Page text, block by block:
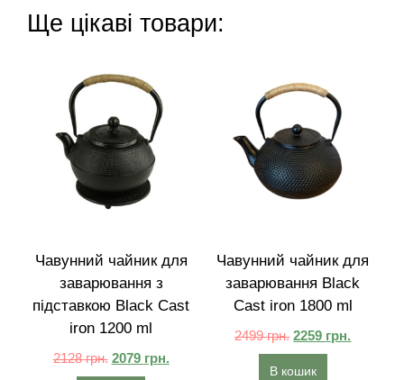
Ще цікаві товари:
Чавунний чайник для
заварювання з
підставкою Black Cast
iron 1200 ml
2128грн. 2079 грн.
Чавунний чайник для
заварювання Black
Cast iron 1800 ml
2499грн. 2259 грн.
В кошик